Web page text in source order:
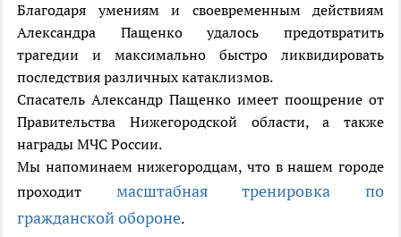
Благодаря умениям и своевременным действиям
Александра Пащенко удалось предотвратить
трагедии и максимально быстро ликвидировать
последствия различных катаклизмов.
Спасатель Александр Пащенко имеет поощрение от
Правительства Нижегородской области, а также
награды МЧС России.
Мы напоминаем нижегородцам, что в нашем городе
проходит масштабная тренировка по
гражданской обороне.